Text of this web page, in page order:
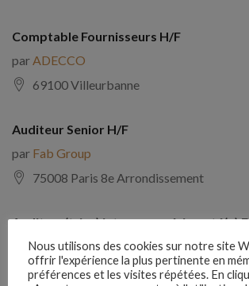
Comptable Fournisseurs H/F
par ADECCO
69100 Villeurbanne
Auditeur Senior H/F
par Fab Group
75008 Paris 8e Arrondissement
Auditeur(trice) interne expérimenté(e)
parComptabilite Emploi
39130 Châtillon
Nous utilisons des cookies sur notre site
offrir l'expérience la plus pertinente en
préférences et les visites répétées. En